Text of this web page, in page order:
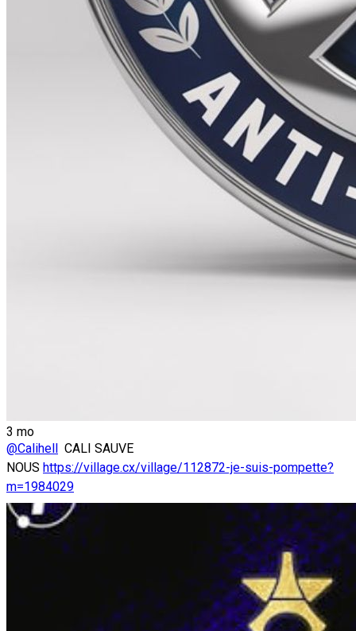
3 mo
@Calihell CALI SAUVE
NOUS https://village.cx/village/112872-je-suis-pompette?
m=1984029